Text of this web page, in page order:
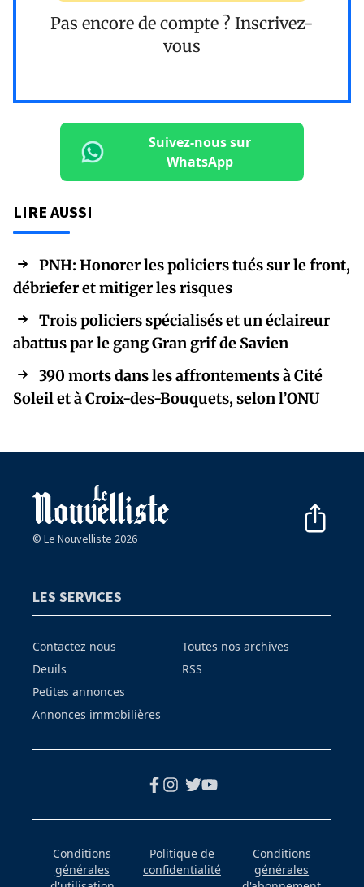
Pas encore de compte ? Inscrivez-
vous
Suivez-nous sur
WhatsApp
LIRE AUSSI
PNH: Honorer les policiers tués sur le front,
débriefer et mitiger les risques
Trois policiers spécialisés et un éclaireur
abattus par le gang Gran grif de Savien
390 morts dans les affrontements à Cité
Soleil et à Croix-des-Bouquets, selon l’ONU
© Le Nouvelliste 2026
LES SERVICES
Contactez nous
Deuils
Petites annonces
Annonces immobilières
Toutes nos archives
RSS
Conditions
générales
Politique de
confidentialité
Conditions
générales